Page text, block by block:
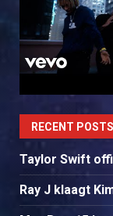
RECENT POSTS
Taylor Swift
Ray J klaagt